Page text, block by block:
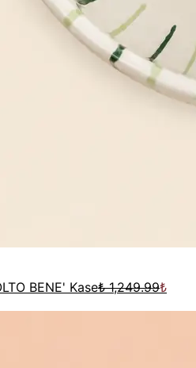
BENE' Kase₺ 1,249.99₺